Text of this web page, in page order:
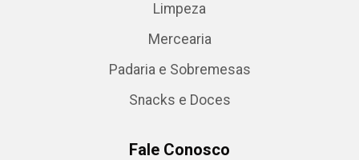
Limpeza
Mercearia
Padaria e Sobremesas
Snacks e Doces
Fale Conosco